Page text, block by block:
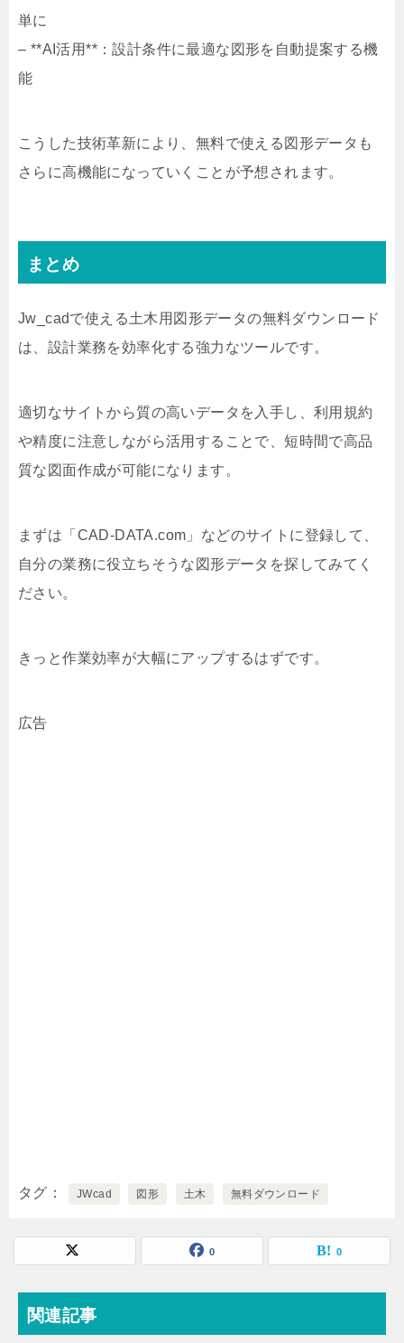
単に
– **AI活用**：設計条件に最適な図形を自動提案する機
能
こうした技術革新により、無料で使える図形データも
さらに高機能になっていくことが予想されます。
まとめ
Jw_cadで使える土木用図形データの無料ダウンロード
は、設計業務を効率化する強力なツールです。
適切なサイトから質の高いデータを入手し、利用規約
や精度に注意しながら活用することで、短時間で高品
質な図面作成が可能になります。
まずは「CAD-DATA.com」などのサイトに登録して、
自分の業務に役立ちそうな図形データを探してみてく
ださい。
きっと作業効率が大幅にアップするはずです。
広告
タグ JWcad 図形 土木 無料ダウンロード
0 0
関連記事